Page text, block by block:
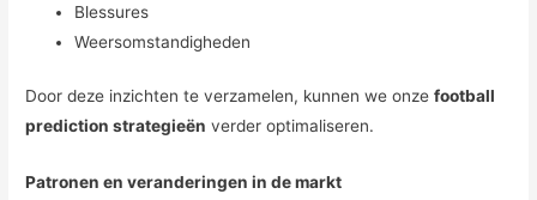
Blessures
Weersomstandigheden
Door deze inzichten te verzamelen, kunnen we onzefootball
prediction strategieën verder optimaliseren.
Patronen en veranderingen in de markt